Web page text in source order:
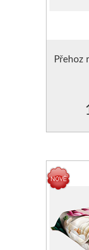
Přehoz